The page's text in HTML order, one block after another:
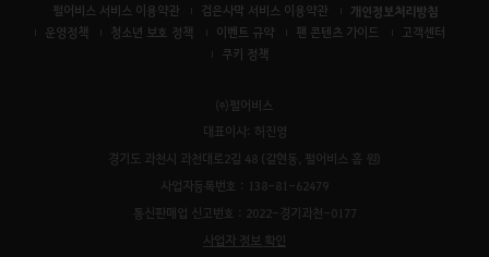
펄어비스 서비스 이용약관 검은사막 서비스 이용약관 개인정보처리방침
운영정책 청소년 보호 정책 이벤트 규약 팬 콘텐츠 가이드
고객센터
쿠키 정책
㈜펄어비스
대표이사: 허진영
경기도 과천시 과천대로2길 48 (갈현동, 펄어비스 홈 원)
사업자등록번호 : 138-81-62479
통신판매업 신고번호 : 2022-경기과천-0177
사업자 정보 확인